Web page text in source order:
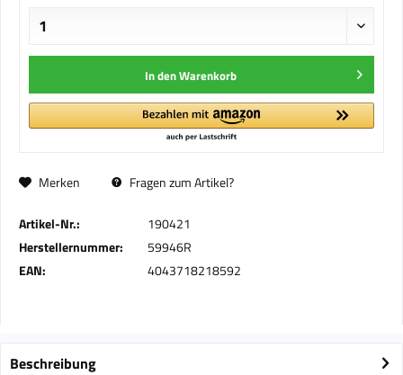
In denWarenkorb
Merken Fragen zum Artikel?
Artikel-Nr.:
190421
Herstellernummer:
59946R
EAN:
4043718218592
Beschreibung